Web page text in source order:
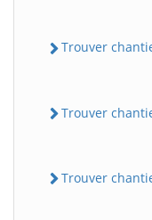
Trouver
Trouver
Trouver